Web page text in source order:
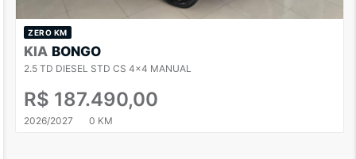
ZERO KM
KIA BONGO
2.5 TD DIESEL STD CS 4x4 MANUAL
R$ 187.490,00
2026/2027 0 KM